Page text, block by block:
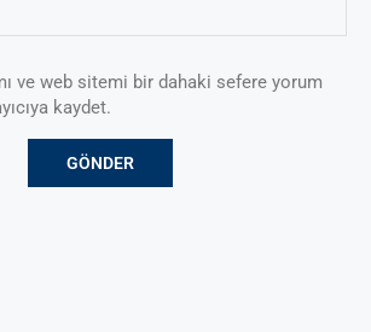
ve web sitemi bir dahaki sefere yorum
kaydet.